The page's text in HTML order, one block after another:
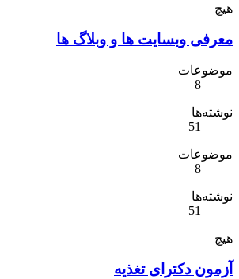
هیچ
معرفی وبسایت ها و وبلاگ ها
موضوعات
8
نوشته‌ها
51
موضوعات
8
نوشته‌ها
51
هیچ
آزمون دکترای تغذیه